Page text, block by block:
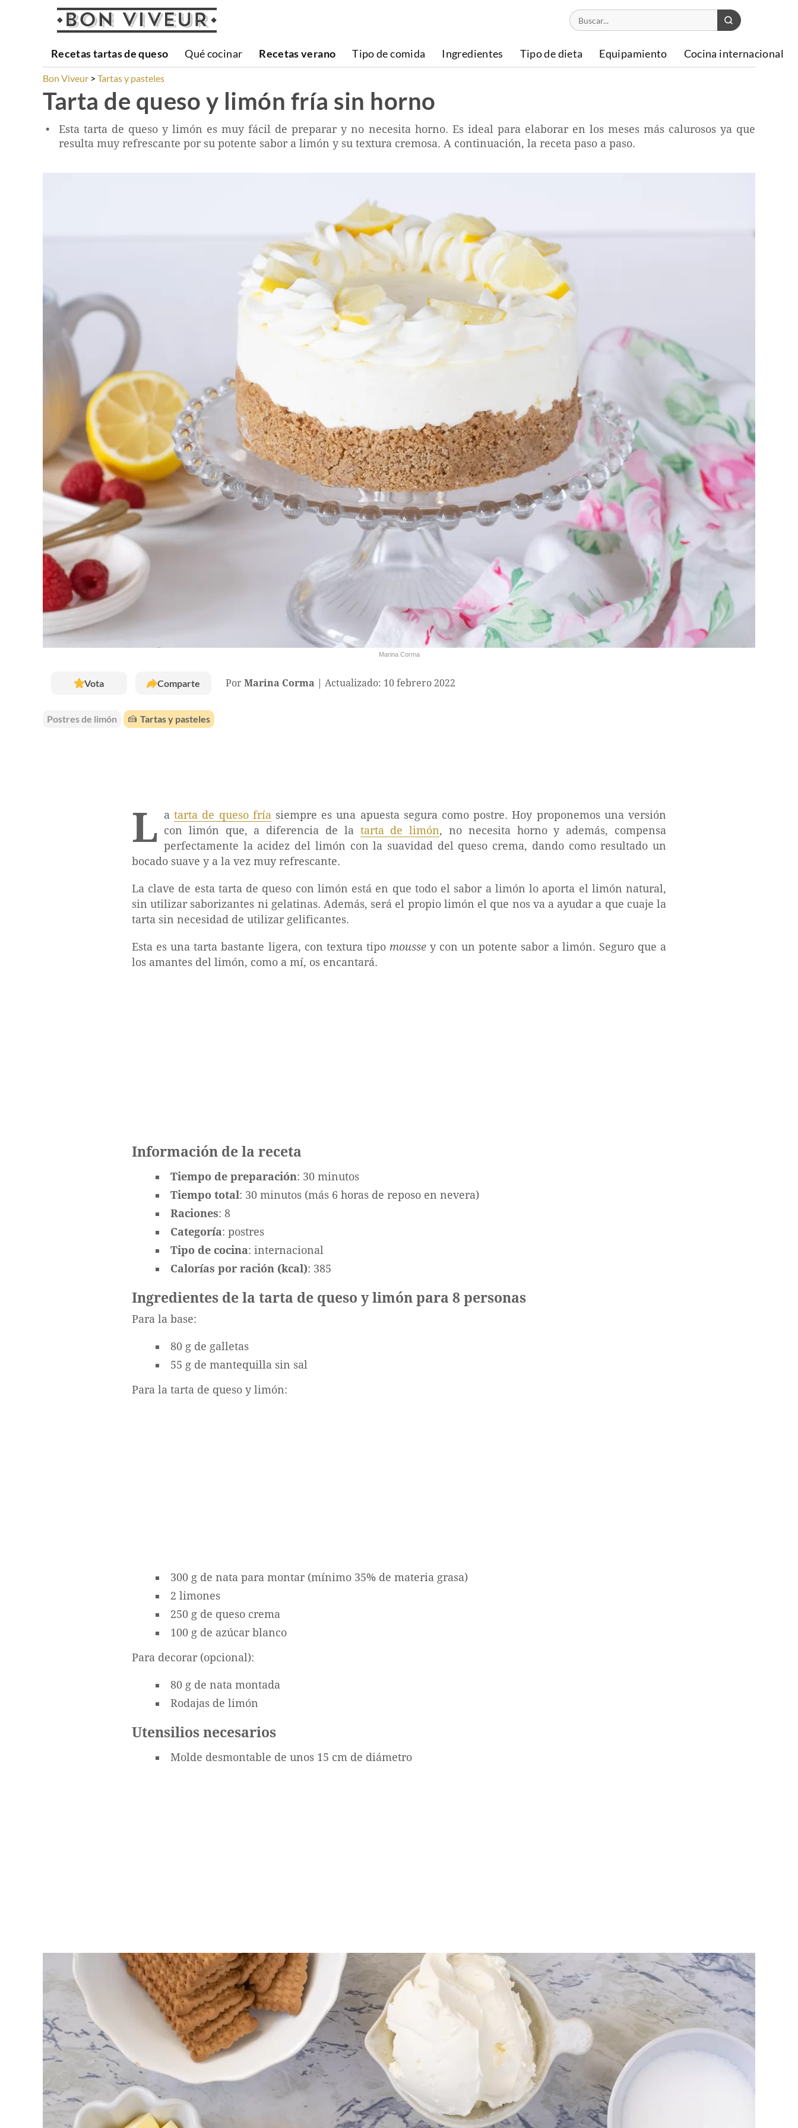
Recetas tartas de queso Qué cocinar Recetas verano Tipo de comida Ingredientes Tipo de dieta Equipamiento Cocina internacional
Bon Viveur Tartas y pasteles
Tarta de queso y limón fría sin horno
Marina Corma
Esta tarta de queso y limón es muy fácil de preparar y no necesita horno. Es ideal para elaborar en los meses más calurosos ya que
resulta muy refrescante por su potente sabor a limón y su textura cremosa. A continuación, la receta paso a paso.
Vota Comparte Por Marina Corma Actualizado: 10 febrero 2022
Postres de limón 🍰 Tartas y pasteles
L atarta de queso fría siempre es una apuesta segura como postre. Hoy proponemos una versión
con limón que, a diferencia de la tarta de limón, no necesita horno y además, compensa
perfectamente la acidez del limón con la suavidad del queso crema, dando como resultado un
bocado suave y a la vez muy refrescante.
La clave de esta tarta de queso con limón está en que todo el sabor a limón lo aporta el limón natural,
sin utilizar saborizantes ni gelatinas. Además, será el propio limón el que nos va a ayudar a que cuaje la
tarta sin necesidad de utilizar gelificantes.
Esta es una tarta bastante ligera, con textura tipo moussey con un potente sabor a limón. Seguro que a
los amantes del limón, como a mí, os encantará.
Información de la receta
Tiempo de preparación: 30 minutos
Tiempo total: 30 minutos (más 6 horas de reposo en nevera)
Raciones: 8
Categoría: postres
Tipo de cocina: internacional
Calorías por ración (kcal): 385
Ingredientes de la tarta de queso y limón para 8 personas
Para la base:
80 g de galletas
55 g de mantequilla sin sal
Para la tarta de queso y limón:
300 g de nata para montar (mínimo 35% de materia grasa)
2 limones
250 g de queso crema
100 g de azúcar blanco
Para decorar (opcional):
80 g de nata montada
Rodajas de limón
Utensilios necesarios
Molde desmontable de unos 15 cm de diámetro